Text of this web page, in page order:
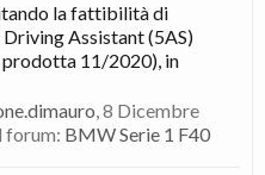
la fattibilità di
Assistant (5AS)
prodotta 11/2020), in
,8 Dicembre
forum: BMW Serie 1 F40